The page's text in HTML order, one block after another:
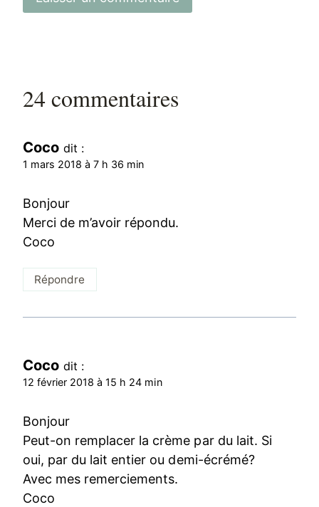
24 commentaires
Coco dit :
1 mars 2018 à 7 h 36 min
Bonjour
Merci de m’avoir répondu.
Coco
Répondre
Coco dit :
12 février 2018 à 15 h 24 min
Bonjour
Peut-on remplacer la crème par du lait. Si
oui, par du lait entier ou demi-écrémé?
Avec mes remerciements.
Coco